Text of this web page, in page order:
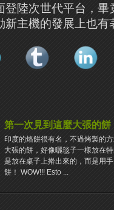
登陸次世代平台，
新主機的發展上也有
第一次見到這麼大張的餅
印度的烙餅很有名，不過烤製的
大張的餅，好像曬毯子一樣放在
是放在桌子上擀出來的，而是用
餅！ WOW!!! Esto ...